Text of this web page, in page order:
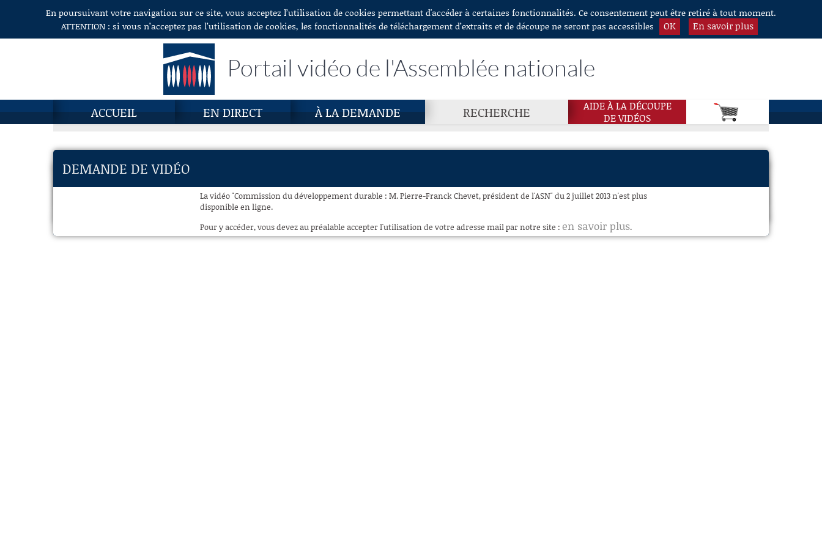
Aller au contenuEn poursuivant votre navigation sur ce site, vous acceptez l’utilisation de cookies permettant d'accéder à certaines fonctionnalités. Ce consentement peut être retiré à tout moment.
ATTENTION : si vous n’acceptez pas l’utilisation de cookies, les fonctionnalités de téléchargement d’extraits et de découpe ne seront pas accessibles
OK En savoir plus
Portail vidéo de l'Assemblée nationale
ACCUEIL EN DIRECT À LA DEMANDE RECHERCHE
AIDE À LA DÉCOUPE
DE VIDÉOS
DEMANDE DE VIDÉO
La vidéo "Commission du développement durable : M. Pierre-Franck Chevet, président de l'ASN" du 2 juillet 2013 n'est plus
disponible en ligne.
Pour y accéder, vous devez au préalable accepter l'utilisation de votre adresse mail par notre site : en savoir plus.